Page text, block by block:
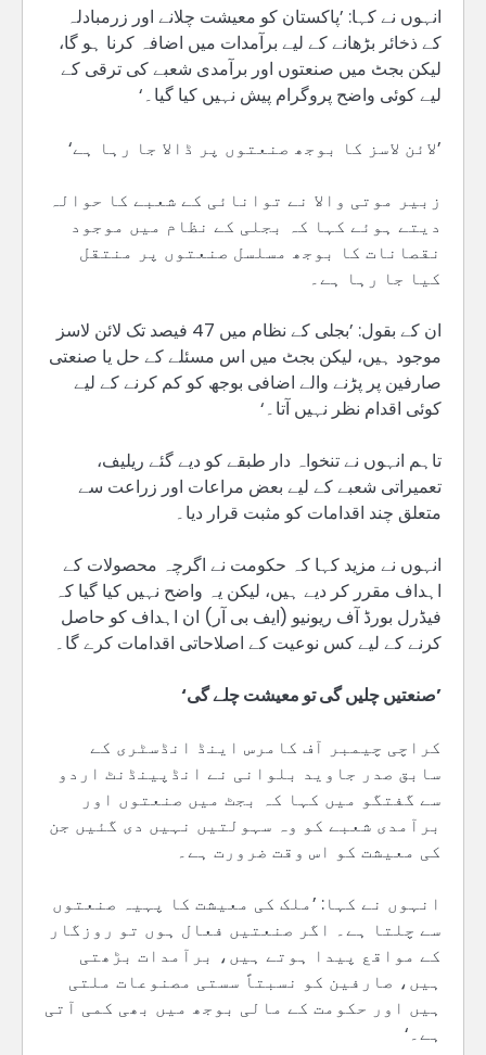
انہوں نے کہا: ’پاکستان کو معیشت چلانے اور زرمبادلہ
کے ذخائر بڑھانے کے لیے برآمدات میں اضافہ کرنا ہو گا،
لیکن بجٹ میں صنعتوں اور برآمدی شعبے کی ترقی کے
لیے کوئی واضح پروگرام پیش نہیں کیا گیا۔‘
’لائن لاسز کا بوجھ صنعتوں پر ڈالا جا رہا ہے‘
زبیر موتی والا نے توانائی کے شعبے کا حوالہ
دیتے ہوئے کہا کہ بجلی کے نظام میں موجود
نقصانات کا بوجھ مسلسل صنعتوں پر منتقل
کیا جا رہا ہے۔
ان کے بقول: ’بجلی کے نظام میں 47 فیصد تک لائن لاسز
موجود ہیں، لیکن بجٹ میں اس مسئلے کے حل یا صنعتی
صارفین پر پڑنے والے اضافی بوجھ کو کم کرنے کے لیے
کوئی اقدام نظر نہیں آتا۔‘
تاہم انہوں نے تنخواہ دار طبقے کو دیے گئے ریلیف،
تعمیراتی شعبے کے لیے بعض مراعات اور زراعت سے
متعلق چند اقدامات کو مثبت قرار دیا۔
انہوں نے مزید کہا کہ حکومت نے اگرچہ محصولات کے
اہداف مقرر کر دیے ہیں، لیکن یہ واضح نہیں کیا گیا کہ
فیڈرل بورڈ آف ریونیو (ایف بی آر) ان اہداف کو حاصل
کرنے کے لیے کس نوعیت کے اصلاحاتی اقدامات کرے گا۔
’صنعتیں چلیں گی تو معیشت چلے گی‘
کراچی چیمبر آف کامرس اینڈ انڈسٹری کے
سابق صدر جاوید بلوانی نے انڈپینڈنٹ اردو
سے گفتگو میں کہا کہ بجٹ میں صنعتوں اور
برآمدی شعبے کو وہ سہولتیں نہیں دی گئیں جن
کی معیشت کو اس وقت ضرورت ہے۔
انہوں نے کہا: ’ملک کی معیشت کا پہیہ صنعتوں
سے چلتا ہے۔ اگر صنعتیں فعال ہوں تو روزگار
کے مواقع پیدا ہوتے ہیں، برآمدات بڑھتی
ہیں، صارفین کو نسبتاً سستی مصنوعات ملتی
ہیں اور حکومت کے مالی بوجھ میں بھی کمی آتی
ہے۔‘